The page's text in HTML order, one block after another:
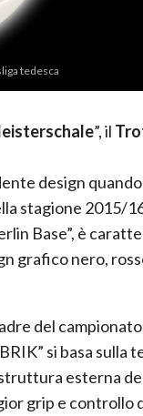
tedesca
”, il
design
stagione 2015/
Base”, è
grafico nero,
del campionato
si basa sulla
esterna
grip e controllo